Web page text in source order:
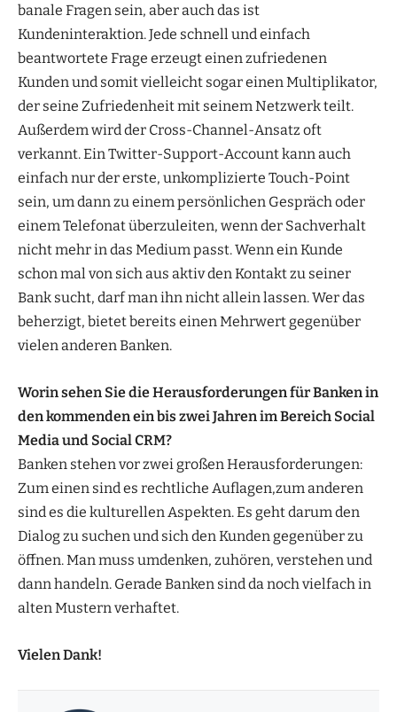
banale Fragen sein, aber auch das ist
Kundeninteraktion. Jede schnell und einfach
beantwortete Frage erzeugt einen zufriedenen
Kunden und somit vielleicht sogar einen Multiplikator,
der seine Zufriedenheit mit seinem Netzwerk teilt.
Außerdem wird der Cross-Channel-Ansatz oft
verkannt. Ein Twitter-Support-Account kann auch
einfach nur der erste, unkomplizierte Touch-Point
sein, um dann zu einem persönlichen Gespräch oder
einem Telefonat überzuleiten, wenn der Sachverhalt
nicht mehr in das Medium passt. Wenn ein Kunde
schon mal von sich aus aktiv den Kontakt zu seiner
Bank sucht, darf man ihn nicht allein lassen. Wer das
beherzigt, bietet bereits einen Mehrwert gegenüber
vielen anderen Banken.
Worin sehen Sie die Herausforderungen für Banken in
den kommenden ein bis zwei Jahren im Bereich Social
Media und Social CRM?
Banken stehen vor zwei großen Herausforderungen:
Zum einen sind es rechtliche Auflagen,zum anderen
sind es die kulturellen Aspekten. Es geht darum den
Dialog zu suchen und sich den Kunden gegenüber zu
öffnen. Man muss umdenken, zuhören, verstehen und
dann handeln. Gerade Banken sind da noch vielfach in
alten Mustern verhaftet.
Vielen Dank!